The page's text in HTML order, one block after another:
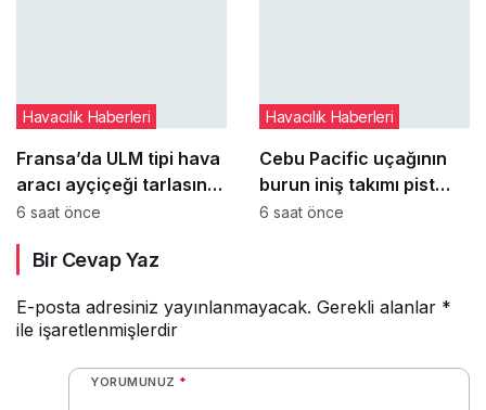
Fransa’da ULM tipi hava
aracı ayçiçeği tarlasına
‘paraşüt sistemini’
Havacılık Haberleri
6 saat önce
Cebu Pacific uçağının
burun iniş takımı pist
dönüşünde çim alana
Havacılık Haberleri
6 saat önce
Bir Cevap Yaz
E-posta adresiniz yayınlanmayacak. Gerekli alanlar *
ile işaretlenmişlerdir
YORUMUNUZ *